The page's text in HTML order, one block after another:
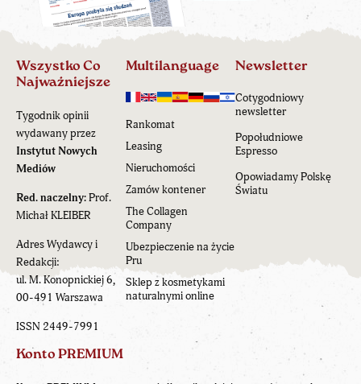
Wszystko Co
Najważniejsze
Tygodnik opinii
wydawany przez
Instytut Nowych
Mediów
Red. naczelny:Prof.
Michał KLEIBER
Adres Wydawcy i
Redakcji:
ul. M. Konopnickiej 6,
00-491 Warszawa
ISSN 2449-7991
Multilanguage
Rankomat
Leasing
Nieruchomości
Zamów kontener
The Collagen
Company
Ubezpieczenie na życie
Pru
Sklep z kosmetykami
naturalnymi online
Newsletter
Cotygodniowy
newsletter
Popołudniowe
Espresso
Opowiadamy Polskę
Światu
Konto PREMIUM